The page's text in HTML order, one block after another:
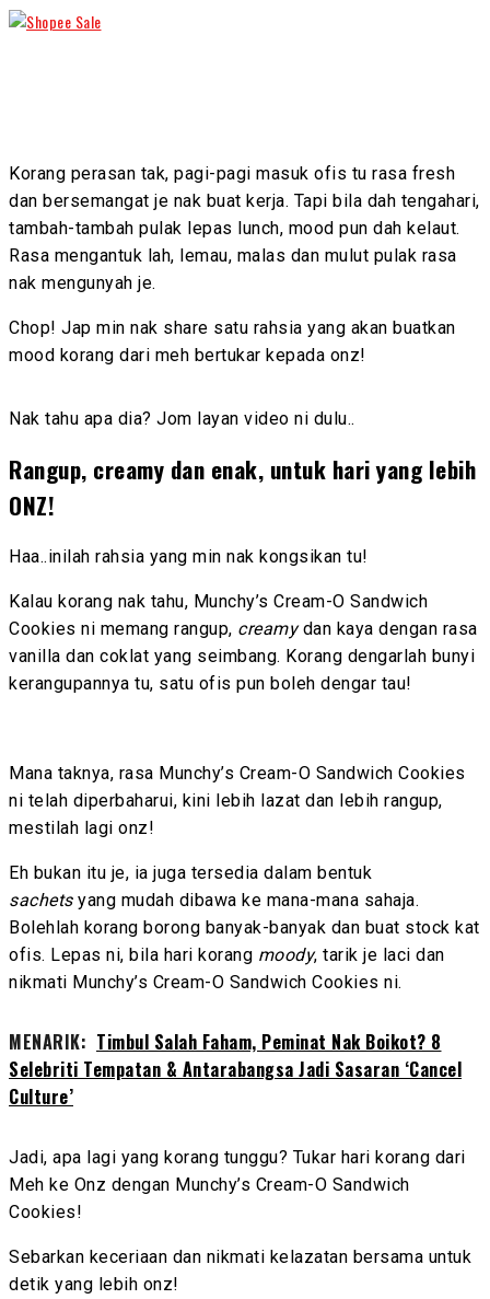
Korang perasan tak, pagi-pagi masuk ofis tu rasa fresh
dan bersemangat je nak buat kerja. Tapi bila dah tengahari,
tambah-tambah pulak lepas lunch, mood pun dah kelaut.
Rasa mengantuk lah, lemau, malas dan mulut pulak rasa
nak mengunyah je.
Chop! Jap min nak share satu rahsia yang akan buatkan
mood korang dari meh bertukar kepada onz!
Nak tahu apa dia? Jom layan video ni dulu..
Rangup, creamy dan enak, untuk hari yang lebih
ONZ!
Haa..inilah rahsia yang min nak kongsikan tu!
Kalau korang nak tahu, Munchy’s Cream-O Sandwich
Cookies ni memang rangup, creamydan kaya dengan rasa
vanilla dan coklat yang seimbang. Korang dengarlah bunyi
kerangupannya tu, satu ofis pun boleh dengar tau!
Mana taknya, rasa Munchy’s Cream-O Sandwich Cookies
ni telah diperbaharui, kini lebih lazat dan lebih rangup,
mestilah lagi onz!
Eh bukan itu je, ia juga tersedia dalam bentuk
sachetsyang mudah dibawa ke mana-mana sahaja.
Bolehlah korang borong banyak-banyak dan buat stock kat
ofis. Lepas ni, bila hari korang moody, tarik je laci dan
nikmati Munchy’s Cream-O Sandwich Cookies ni.
MENARIK: Timbul Salah Faham, Peminat Nak Boikot? 8
Selebriti Tempatan & Antarabangsa Jadi Sasaran ‘Cancel
Culture’
Jadi, apa lagi yang korang tunggu? Tukar hari korang dari
Meh ke Onz dengan Munchy’s Cream-O Sandwich
Cookies!
Sebarkan keceriaan dan nikmati kelazatan bersama untuk
detik yang lebih onz!